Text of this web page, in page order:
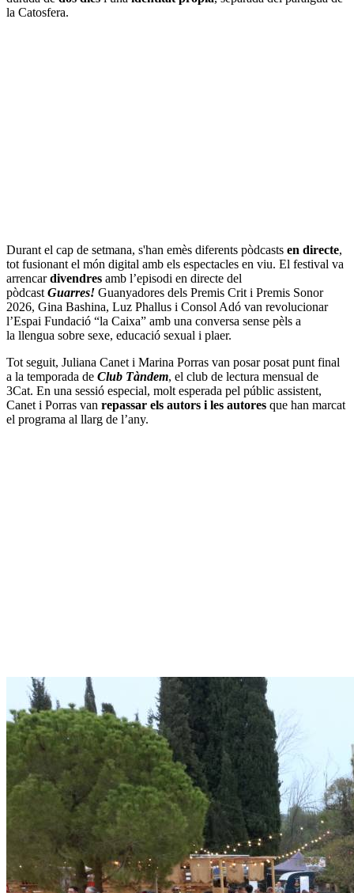
la Catosfera.
Durant el cap de setmana, s'han emès diferents pòdcasts en directe,
tot fusionant el món digital amb els espectacles en viu. El festival va
arrencardivendres amb l’episodi en directe del
pòdcast Guarres! Guanyadores dels Premis Crit i Premis Sonor
2026, Gina Bashina, Luz Phallus i Consol Adó van revolucionar
l’Espai Fundació “la Caixa” amb una conversa sense pèls a
la llengua sobre sexe, educació sexual i plaer.
Tot seguit, Juliana Canet i Marina Porras van posar posat punt final
a la temporada de Club Tàndem, el club de lectura mensual de
3Cat. En una sessió especial, molt esperada pel públic assistent,
Canet i Porras van repassar els autors i les autores que han marcat
el programa al llarg de l’any.